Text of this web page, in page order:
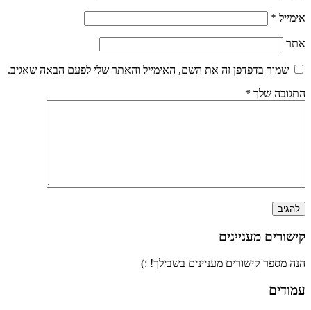
אימייל *
אתר
שמור בדפדפן זה את השם, האימייל והאתר שלי לפעם הבאה שאגיב.
התגובה שלך *
קישורים מעניינים
הנה מספר קישורים מעניינים בשבילך! :)
עמודים